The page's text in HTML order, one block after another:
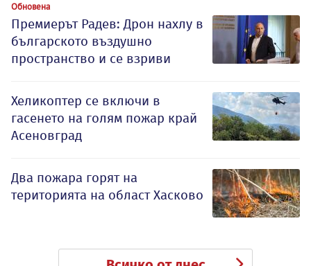
Обновена
Премиерът Радев: Дрон нахлу в
българското въздушно
пространство и се взриви
Хеликоптер се включи в
гасенето на голям пожар край
Асеновград
Два пожара горят на
територията на област Хасково